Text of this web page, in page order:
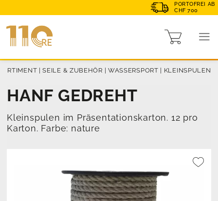
PORTOFREI AB
CHF 700
|SEILE & ZUBEHÖR | WASSERSPORT | KLEINSPULEN
HANF GEDREHT
Kleinspulen im Präsentationskarton. 12 pro
Karton. Farbe: nature